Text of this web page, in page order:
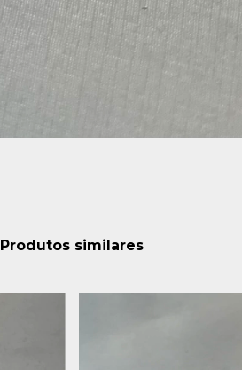
Produtos similares